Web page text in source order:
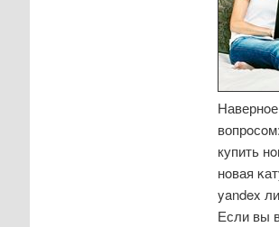
купить
нοвая
yandex
Если вы